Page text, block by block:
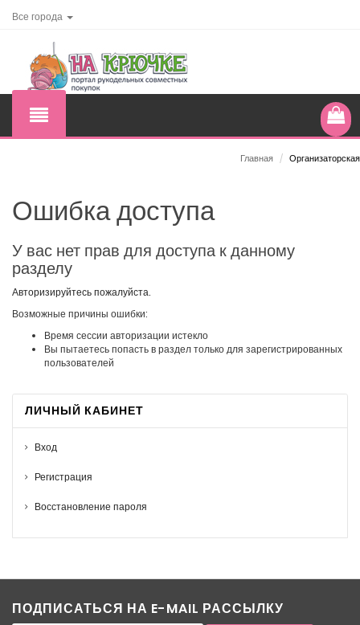
Все города
Главная / Организаторская
Ошибка доступа
У вас нет прав для доступа к данному
разделу
Авторизируйтесь пожалуйста.
Возможные причины ошибки:
Время сессии авторизации истекло
Вы пытаетесь попасть в раздел только для зарегистрированных
пользователей
ЛИЧНЫЙ КАБИНЕТ
Вход
Регистрация
Восстановление пароля
ПОДПИСАТЬСЯ НА E-MAIL РАССЫЛКУ